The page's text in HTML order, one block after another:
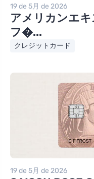
19 de 5月 de 2026
アメリカンエ
フ�...
クレジットカード
19 de 5月 de 2026